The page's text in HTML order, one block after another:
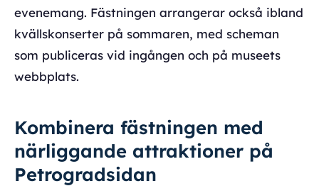
evenemang. Fästningen arrangerar också ibland
kvällskonserter på sommaren, med scheman
som publiceras vid ingången och på museets
webbplats.
Kombinera fästningen med
närliggande attraktioner på
Petrogradsidan